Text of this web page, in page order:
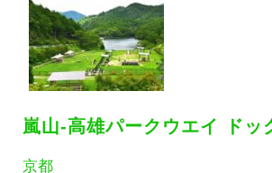
嵐山-高雄パークウエイ ドッ
京都